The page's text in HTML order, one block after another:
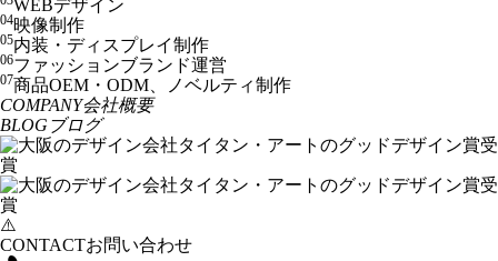
WEBデザイン
04映像制作
05内装・ディスプレイ制作
06ファッションブランド運営
07商品OEM・ODM、ノベルティ制作
COMPANY会社概要
BLOG ブログ
CONTACTお問い合わせ